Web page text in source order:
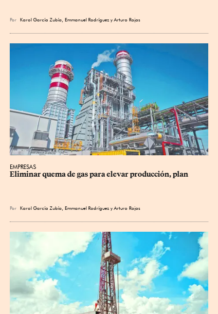
Por Karol García Zubía Emmanuel Rodríguez yArturo Rojas
EMPRESAS
Eliminar quema de gas para elevar producción, plan
Por Karol García Zubía Emmanuel Rodríguez yArturo Rojas